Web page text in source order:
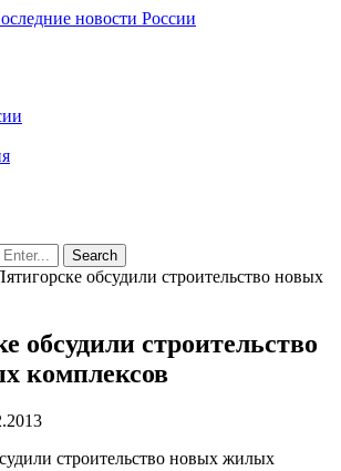
обсудили строительство новых
обсудили строительство
комплексов